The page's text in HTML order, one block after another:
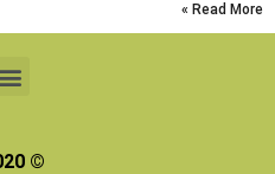
Read More »
© 2020 כל הזכויות שמורות לאתר